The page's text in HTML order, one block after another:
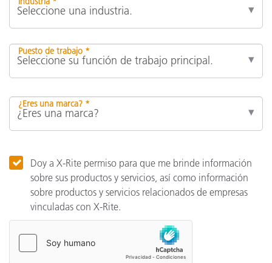
Puesto de trabajo *
¿Eres una marca? *
Doy a X-Rite permiso para que me brinde información
sobre sus productos y servicios, así como información
sobre productos y servicios relacionados de empresas
vinculadas con X-Rite.